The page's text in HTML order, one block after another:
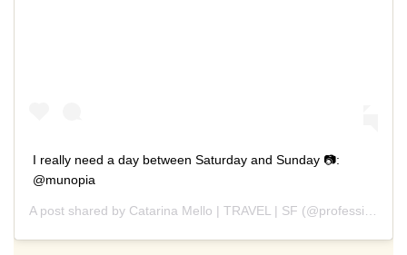
I really need a day between Saturday and Sunday 📷:
@munopia
A post shared by Catarina Mello | TRAVEL | SF (@professionaltraveler) on